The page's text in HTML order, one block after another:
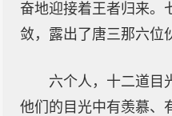
奋地迎接着王者归来。
敛，露出了唐三那六位
六个人，十二道目
他们的目光中有羡慕、